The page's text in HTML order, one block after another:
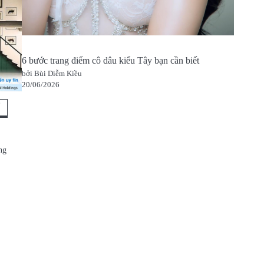
6 bước trang điểm cô dâu kiểu Tây bạn cần biết
bởi Bùi Diễm Kiều
20/06/2026